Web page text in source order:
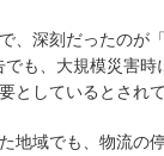
、深刻だったのが
も、大規模災害
としているとされて
地域でも、物流の